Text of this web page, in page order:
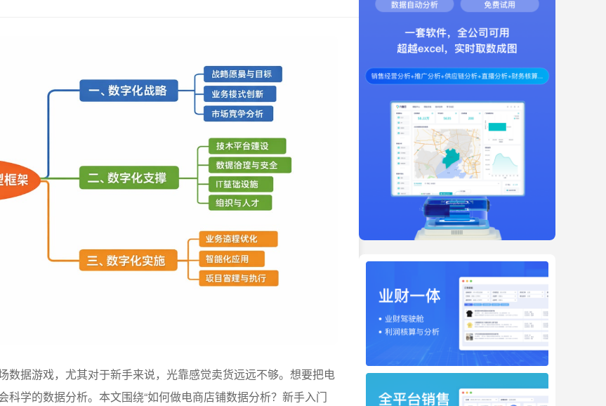
数据游戏，尤其对于新手来说，光靠感觉卖货远远不够。想要把电
科学的数据分析。本文围绕“如何做电商店铺数据分析？新手入门